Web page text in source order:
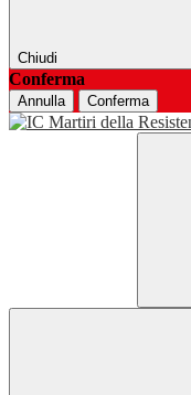
Chiudi
Conferma
Annulla Conferma